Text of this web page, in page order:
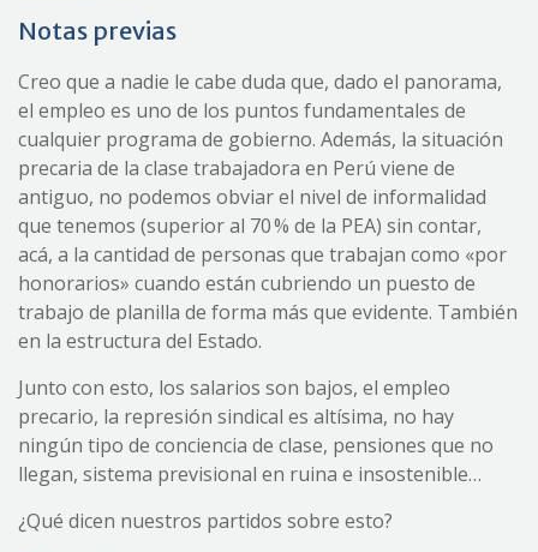
Notas previas
Creo que a nadie le cabe duda que, dado el panorama,
el empleo es uno de los puntos fundamentales de
cualquier programa de gobierno. Además, la situación
precaria de la clase trabajadora en Perú viene de
antiguo, no podemos obviar el nivel de informalidad
que tenemos (superior al 70 % de la PEA) sin contar,
acá, a la cantidad de personas que trabajan como «por
honorarios» cuando están cubriendo un puesto de
trabajo de planilla de forma más que evidente. También
en la estructura del Estado.
Junto con esto, los salarios son bajos, el empleo
precario, la represión sindical es altísima, no hay
ningún tipo de conciencia de clase, pensiones que no
llegan, sistema previsional en ruina e insostenible…
¿Qué dicen nuestros partidos sobre esto?